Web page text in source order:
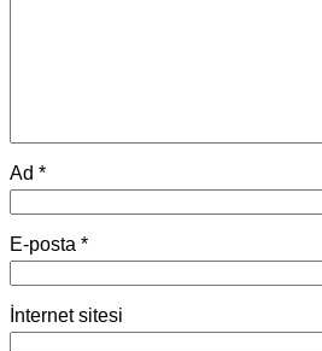
Ad *
E-posta *
İnternet sitesi